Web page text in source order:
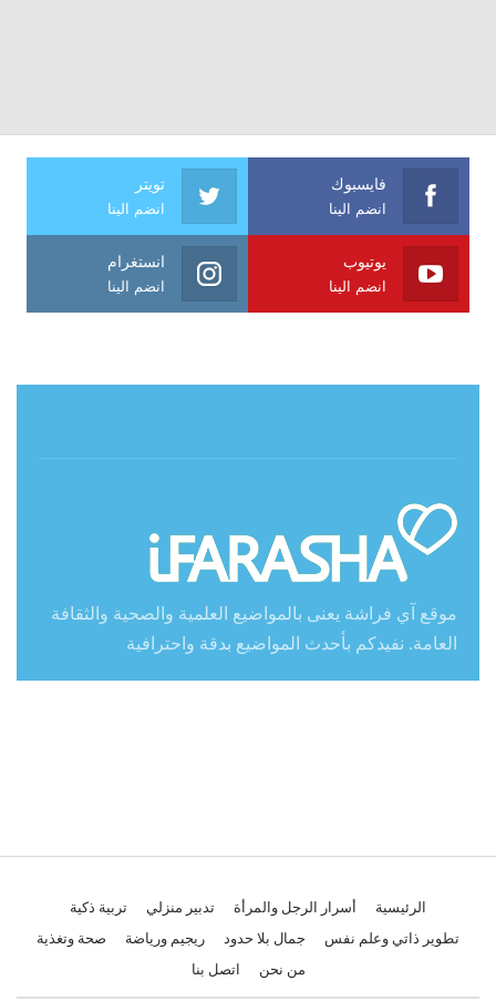
فايسبوك
انضم الينا
تويتر
انضم الينا
يوتيوب
انضم الينا
انستغرام
انضم الينا
موقع آي فراشة يعنى بالمواضيع العلمية والصحية والثقافة
العامة. نفيدكم بأحدث المواضيع بدقة واحترافية
الرئيسية أسرار الرجل والمرأة تدبير منزلي
تربية ذكية
تطوير ذاتي وعلم نفس
جمال بلا حدود ريجيم ورياضة
صحة وتغذية
من نحن
اتصل بنا